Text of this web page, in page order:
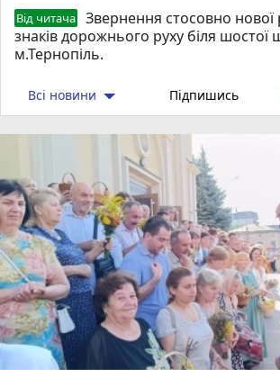
Від читача
Звернення стосовно нової
знаків дорожнього руху біля шостої
м.Тернопіль.
Всі новини Підпишись